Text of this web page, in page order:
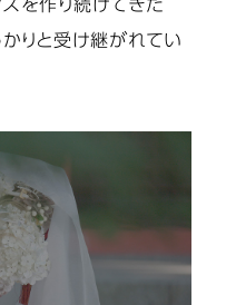
ズを作り続けてきた
りと受け継がれてい